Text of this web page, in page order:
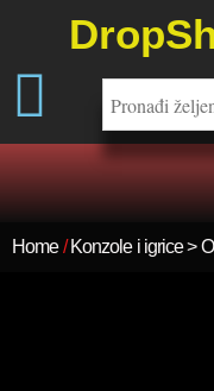
Home/Konzole i igrice >